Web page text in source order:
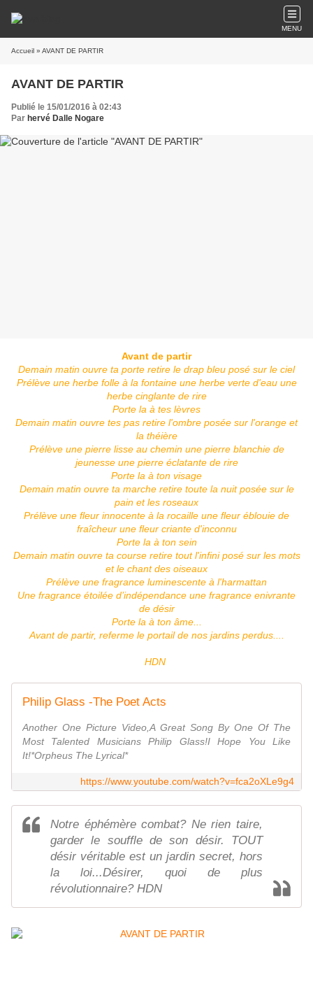
MENU
Accueil » AVANT DE PARTIR
AVANT DE PARTIR
Publié le 15/01/2016 à 02:43
Par hervé Dalle Nogare
Avant de partir
Demain matin ouvre ta porte retire le drap bleu posé sur le ciel
Prélève une herbe folle à la fontaine une herbe verte d'eau une
herbe cinglante de rire
Porte la à tes lèvres
Demain matin ouvre tes pas retire l'ombre posée sur l'orange et
la théière
Prélève une pierre lisse au chemin une pierre blanchie de
jeunesse une pierre éclatante de rire
Porte la à ton visage
Demain matin ouvre ta marche retire toute la nuit posée sur le
pain et les roseaux
Prélève une fleur innocente à la rocaille une fleur éblouie de
fraîcheur une fleur criante d'inconnu
Porte la à ton sein
Demain matin ouvre ta course retire tout l'infini posé sur les mots
et le chant des oiseaux
Prélève une fragrance luminescente à l'harmattan
Une fragrance étoilée d’indépendance une fragrance enivrante
de désir
Porte la à ton âme...
Avant de partir, referme le portail de nos jardins perdus....
HDN
Philip Glass -The Poet Acts
Another One Picture Video,A Great Song By One Of The
Most Talented Musicians Philip Glass!I Hope You Like
It!*Orpheus The Lyrical*
https://www.youtube.com/watch?v=fca2oXLe9g4
Notre éphémère combat? Ne rien taire,
garder le souffle de son désir. TOUT
désir véritable est un jardin secret, hors
la loi...Désirer, quoi de plus
révolutionnaire? HDN